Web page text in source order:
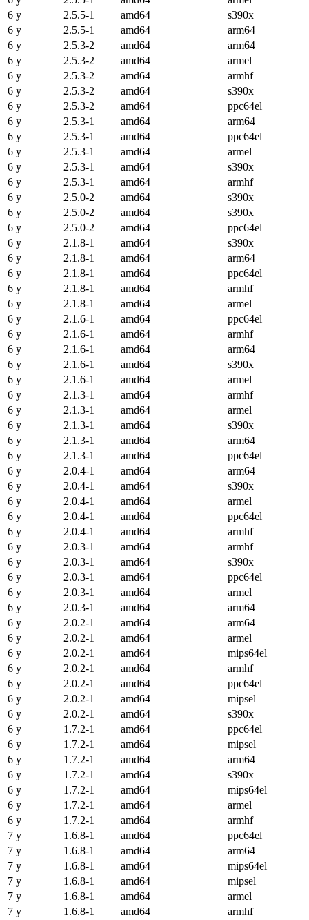
6 y
2.5.5-1 amd64
s390x
6 y
2.5.5-1 amd64
arm64
6 y
2.5.3-2 amd64
arm64
6 y
2.5.3-2 amd64
armel
6 y
2.5.3-2 amd64
armhf
6 y
2.5.3-2 amd64
s390x
6 y
2.5.3-2 amd64
ppc64el
6 y
2.5.3-1 amd64
arm64
6 y
2.5.3-1 amd64
ppc64el
6 y
2.5.3-1 amd64
armel
6 y
2.5.3-1 amd64
s390x
6 y
2.5.3-1 amd64
armhf
6 y
2.5.0-2 amd64
s390x
6 y
2.5.0-2 amd64
s390x
6 y
2.5.0-2 amd64
ppc64el
6 y
2.1.8-1 amd64
s390x
6 y
2.1.8-1 amd64
arm64
6 y
2.1.8-1 amd64
ppc64el
6 y
2.1.8-1 amd64
armhf
6 y
2.1.8-1 amd64
armel
6 y
2.1.6-1 amd64
ppc64el
6 y
2.1.6-1 amd64
armhf
6 y
2.1.6-1 amd64
arm64
6 y
2.1.6-1 amd64
s390x
6 y
2.1.6-1 amd64
armel
6 y
2.1.3-1 amd64
armhf
6 y
2.1.3-1 amd64
armel
6 y
2.1.3-1 amd64
s390x
6 y
2.1.3-1 amd64
arm64
6 y
2.1.3-1 amd64
ppc64el
6 y
2.0.4-1 amd64
arm64
6 y
2.0.4-1 amd64
s390x
6 y
2.0.4-1 amd64
armel
6 y
2.0.4-1 amd64
ppc64el
6 y
2.0.4-1 amd64
armhf
6 y
2.0.3-1 amd64
armhf
6 y
2.0.3-1 amd64
s390x
6 y
2.0.3-1 amd64
ppc64el
6 y
2.0.3-1 amd64
armel
6 y
2.0.3-1 amd64
arm64
6 y
2.0.2-1 amd64
arm64
6 y
2.0.2-1 amd64
armel
6 y
2.0.2-1 amd64
mips64el
6 y
2.0.2-1 amd64
armhf
6 y
2.0.2-1 amd64
ppc64el
6 y
2.0.2-1 amd64
mipsel
6 y
2.0.2-1 amd64
s390x
6 y
1.7.2-1 amd64
ppc64el
6 y
1.7.2-1 amd64
mipsel
6 y
1.7.2-1 amd64
arm64
6 y
1.7.2-1 amd64
s390x
6 y
1.7.2-1 amd64
mips64el
6 y
1.7.2-1 amd64
armel
6 y
1.7.2-1 amd64
armhf
7 y
1.6.8-1 amd64
ppc64el
7 y
1.6.8-1 amd64
arm64
7 y
1.6.8-1 amd64
mips64el
7 y
1.6.8-1 amd64
mipsel
7 y
1.6.8-1 amd64
armel
7 y
1.6.8-1 amd64
armhf